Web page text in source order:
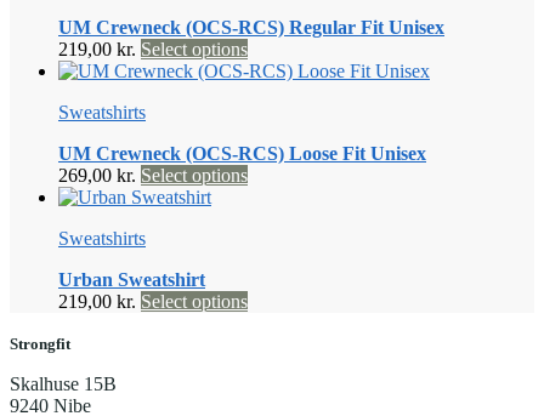
Mulighederne
kan
vælges
UM Crewneck (OCS-RCS) Regular Fit Unisex
219,00 kr. Select optionsDette
vare
Mulighederne
kan
Sweatshirts
UM Crewneck (OCS-RCS) Loose Fit Unisex
269,00 kr. Select optionsDette
kan
Sweatshirts
Urban Sweatshirt
219,00 kr. Select optionsDette
Strongfit
Skalhuse 15B
9240 Nibe